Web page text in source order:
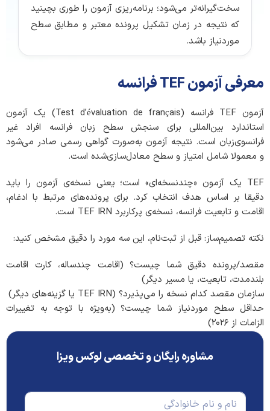
سخت‌گیرانه‌تر می‌شود؛ برنامه‌ریزی آزمون را طوری بچینید
که نتیجه در زمان تشکیل پرونده معتبر و مطابق سطح
موردنیاز باشد.
معرفی آزمون TEF فرانسه
آزمون TEF فرانسه (Test d’évaluation de français) یک آزمون
استاندارد بین‌المللی برای سنجش سطح زبان فرانسه افراد غیر
فرانسوی‌زبان است. نتیجه آزمون به‌صورت گواهی رسمی صادر می‌شود
و معمولا شامل امتیاز و سطح معادل‌سازی‌شده است.
TEF یک آزمون «چندنسخه‌ای» است؛ یعنی نسخه‌ی آزمون را باید
دقیقا بر اساس هدف انتخاب کرد. برای پرونده‌های مرتبط با ادغام،
اقامت و تابعیت فرانسه، نسخه‌ی پرکاربرد TEF IRN است.
نکته تصمیم‌ساز: قبل از ثبت‌نام، این سه مورد را دقیق مشخص کنید:
مقصد/پرونده دقیق شما چیست؟ (اقامت چندساله، کارت اقامت
بلندمدت، تابعیت، یا مسیر دیگر)
سازمان مقصد کدام نسخه را می‌پذیرد؟ (TEF IRN یا گزینه‌های دیگر)
حداقل سطح موردنیاز شما چیست؟ (به‌ویژه با توجه به تغییرات
الزامات از ۲۰۲۶)
مشاوره رایگان و تخصصی لوکس ویزا
ن